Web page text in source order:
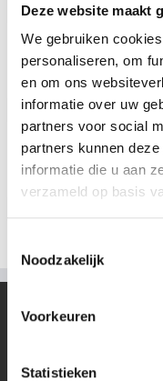
Deze website maakt
We gebruiken
personaliseren, om
en om ons
informatie over uw
partners voor social
partners kunnen
informatie die u aan
verzameld op basis
Noodzakelijk
Voorkeuren
Statistieken
Download
Zwaaivlag stof
Download
Zwaaivlag stof
KLANTENSERVICE